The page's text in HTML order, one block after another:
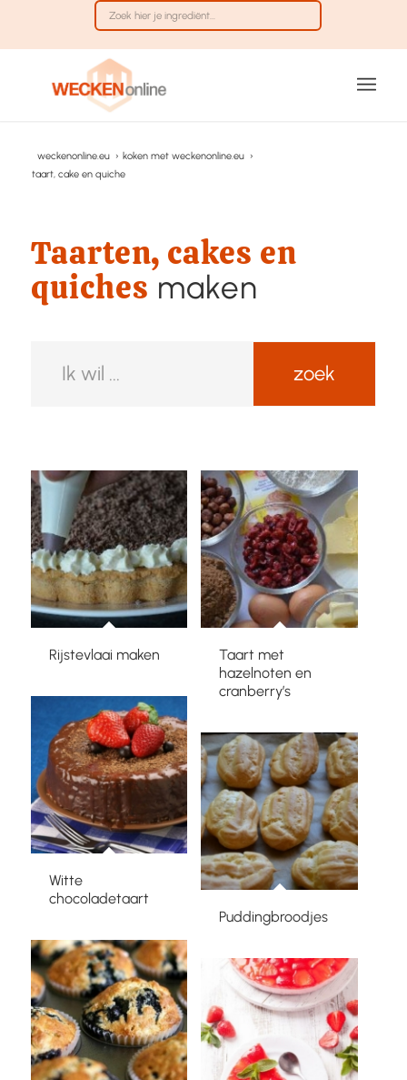
weckenonline.eu › koken met weckenonline.eu ›
taart, cake en quiche
Taarten, cakes en
quiches maken
Rijstevlaai maken
Taart met
hazelnoten en
cranberry’s
Witte
chocoladetaart
Puddingbroodjes